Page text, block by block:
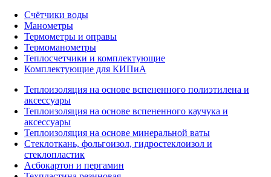
Счётчики воды
Манометры
Термометры и оправы
Термоманометры
Теплосчетчики и комплектующие
Комплектующие для КИПиА
Теплоизоляция на основе вспененного полиэтилена и
аксессуары
Теплоизоляция на основе вспененного каучука и
аксессуары
Теплоизоляция на основе минеральной ваты
Стеклоткань, фольгоизол, гидростеклоизол и
стеклопластик
Асбокартон и пергамин